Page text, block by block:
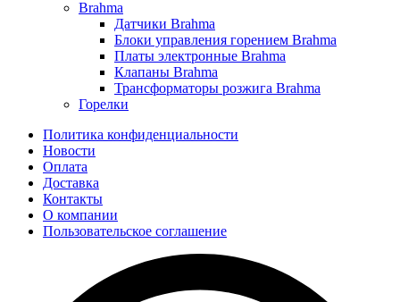
Brahma
Датчики Brahma
Блоки управления горением Brahma
Платы электронные Brahma
Клапаны Brahma
Трансформаторы розжига Brahma
Горелки
Политика конфиденциальности
Новости
Оплата
Доставка
Контакты
О компании
Пользовательское соглашение